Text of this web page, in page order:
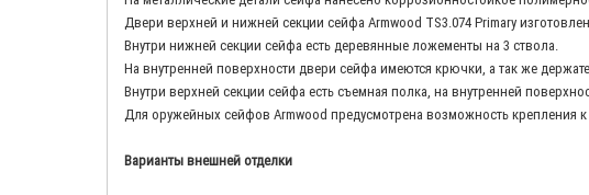
Двери верхней и нижней секции сейфа Armwood TS3.074 Primary
Внутри нижней секции сейфа есть деревянные ложементы на 3 ствола.
На внутренней поверхности двери сейфа имеются крючки, а так же
Внутри верхней секции сейфа есть съемная полка, на внутренней
Для оружейных сейфов Armwood предусмотрена возможность крепления к
Варианты внешней отделки